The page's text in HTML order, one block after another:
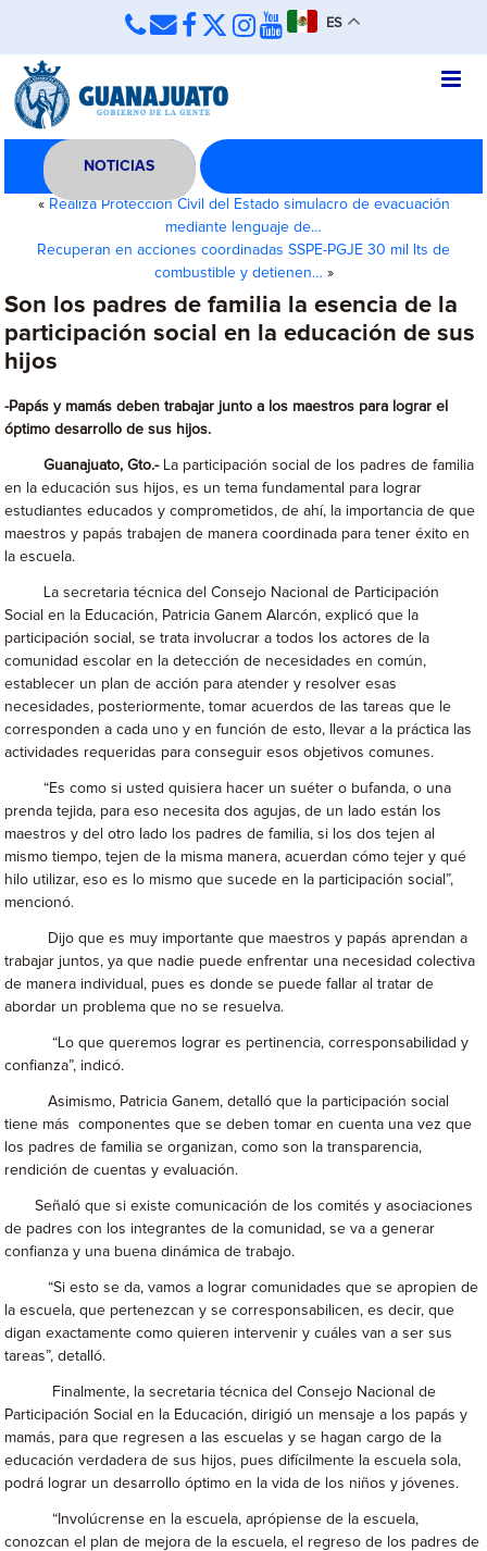
ES
NOTICIAS
« Realiza Protección Civil del Estado simulacro de evacuación
mediante lenguaje de…
Recuperan en acciones coordinadas SSPE-PGJE 30 mil lts de
combustible y detienen… »
Son los padres de familia la esencia de la
participación social en la educación de sus
hijos
-Papás y mamás deben trabajar junto a los maestros para lograr el
óptimo desarrollo de sus hijos.
Guanajuato, Gto.- La participación social de los padres de familia
en la educación sus hijos, es un tema fundamental para lograr
estudiantes educados y comprometidos, de ahí, la importancia de que
maestros y papás trabajen de manera coordinada para tener éxito en
la escuela.
La secretaria técnica del Consejo Nacional de Participación
Social en la Educación, Patricia Ganem Alarcón, explicó que la
participación social, se trata involucrar a todos los actores de la
comunidad escolar en la detección de necesidades en común,
establecer un plan de acción para atender y resolver esas
necesidades, posteriormente, tomar acuerdos de las tareas que le
corresponden a cada uno y en función de esto, llevar a la práctica las
actividades requeridas para conseguir esos objetivos comunes.
“Es como si usted quisiera hacer un suéter o bufanda, o una
prenda tejida, para eso necesita dos agujas, de un lado están los
maestros y del otro lado los padres de familia, si los dos tejen al
mismo tiempo, tejen de la misma manera, acuerdan cómo tejer y qué
hilo utilizar, eso es lo mismo que sucede en la participación social”,
mencionó.
Dijo que es muy importante que maestros y papás aprendan a
trabajar juntos, ya que nadie puede enfrentar una necesidad colectiva
de manera individual, pues es donde se puede fallar al tratar de
abordar un problema que no se resuelva.
“Lo que queremos lograr es pertinencia, corresponsabilidad y
confianza”, indicó.
Asimismo, Patricia Ganem, detalló que la participación social
tiene más componentes que se deben tomar en cuenta una vez que
los padres de familia se organizan, como son la transparencia,
rendición de cuentas y evaluación.
Señaló que si existe comunicación de los comités y asociaciones
de padres con los integrantes de la comunidad, se va a generar
confianza y una buena dinámica de trabajo.
“Si esto se da, vamos a lograr comunidades que se apropien de
la escuela, que pertenezcan y se corresponsabilicen, es decir, que
digan exactamente como quieren intervenir y cuáles van a ser sus
tareas”, detalló.
Finalmente, la secretaria técnica del Consejo Nacional de
Participación Social en la Educación, dirigió un mensaje a los papás y
mamás, para que regresen a las escuelas y se hagan cargo de la
educación verdadera de sus hijos, pues difícilmente la escuela sola,
podrá lograr un desarrollo óptimo en la vida de los niños y jóvenes.
“Involúcrense en la escuela, aprópiense de la escuela,
conozcan el plan de mejora de la escuela, el regreso de los padres de